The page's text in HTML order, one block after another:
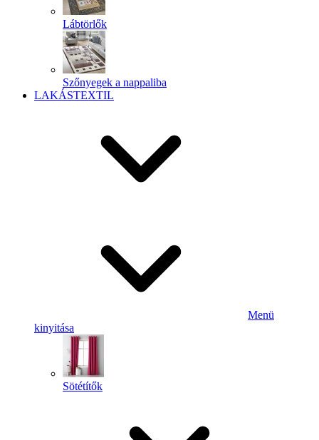
Lábtörlők
Szőnyegek a nappaliba
LAKÁSTEXTIL
Menü
kinyitása
Sötétítők